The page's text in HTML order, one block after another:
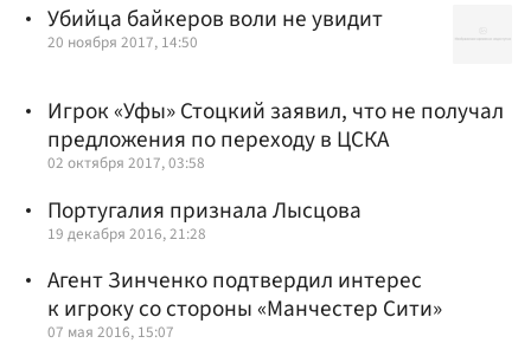
Убийца байкеров воли не увидит
20 ноября 2017, 14:50
Игрок «Уфы» Стоцкий заявил, что не получал
предложения по переходу в ЦСКА
02 октября 2017, 03:58
Португалия признала Лысцова
19 декабря 2016, 21:28
Агент Зинченко подтвердил интерес
к игроку со стороны «Манчестер Сити»
07 мая 2016, 15:07